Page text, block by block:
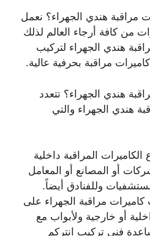
هندي الجهراء؟ نعمل
من كافة أرجاء العالم لذلك
هندي الجهراء لتركيب
مراقبة بحرفية عالية.
هندي الجهراء؟ تتعدد
هندي الجهراء والتي
المراقبة داخلية
أو المصانع أو المعامل
وللفنادق أيضاً.
مراقبة الجهراء على
أو خارجية ولأبواب مع
فني تركيب انتركم